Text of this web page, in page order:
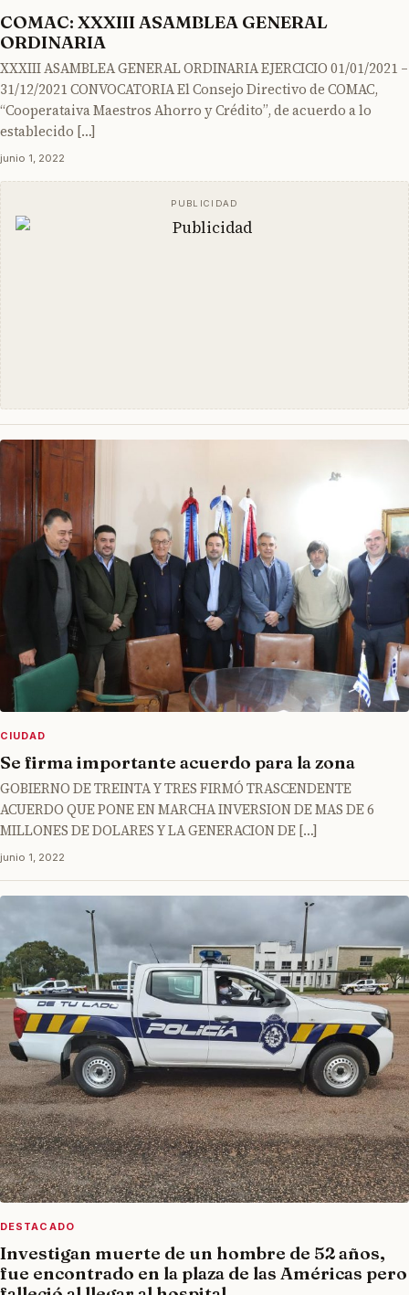
COMAC: XXXIII ASAMBLEA GENERAL
ORDINARIA
XXXIII ASAMBLEA GENERAL ORDINARIA EJERCICIO 01/01/2021 –
31/12/2021 CONVOCATORIA El Consejo Directivo de COMAC,
“Cooperataiva Maestros Ahorro y Crédito”, de acuerdo a lo
establecido […]
junio 1, 2022
CIUDAD
Se firma importante acuerdo para la zona
GOBIERNO DE TREINTA Y TRES FIRMÓ TRASCENDENTE
ACUERDO QUE PONE EN MARCHA INVERSION DE MAS DE 6
MILLONES DE DOLARES Y LA GENERACION DE […]
junio 1, 2022
DESTACADO
Investigan muerte de un hombre de 52 años,
fue encontrado en la plaza de las Américas pero